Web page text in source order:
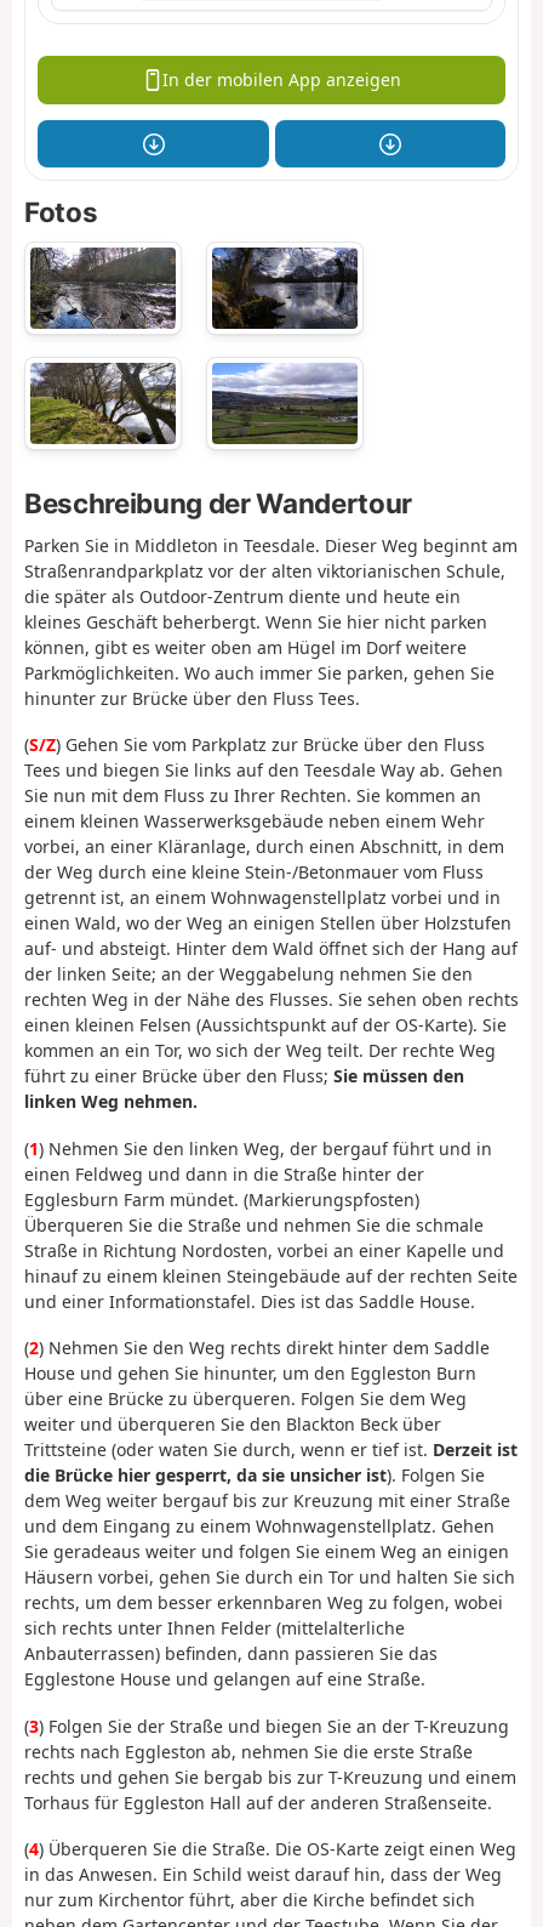
In der mobilen App anzeigen
Fotos
Beschreibung der Wandertour
Parken Sie in Middleton in Teesdale. Dieser Weg beginnt am
Straßenrandparkplatz vor der alten viktorianischen Schule,
die später als Outdoor-Zentrum diente und heute ein
kleines Geschäft beherbergt. Wenn Sie hier nicht parken
können, gibt es weiter oben am Hügel im Dorf weitere
Parkmöglichkeiten. Wo auch immer Sie parken, gehen Sie
hinunter zur Brücke über den Fluss Tees.
(S/Z) Gehen Sie vom Parkplatz zur Brücke über den Fluss
Tees und biegen Sie links auf den Teesdale Way ab. Gehen
Sie nun mit dem Fluss zu Ihrer Rechten. Sie kommen an
einem kleinen Wasserwerksgebäude neben einem Wehr
vorbei, an einer Kläranlage, durch einen Abschnitt, in dem
der Weg durch eine kleine Stein-/Betonmauer vom Fluss
getrennt ist, an einem Wohnwagenstellplatz vorbei und in
einen Wald, wo der Weg an einigen Stellen über Holzstufen
auf- und absteigt. Hinter dem Wald öffnet sich der Hang auf
der linken Seite; an der Weggabelung nehmen Sie den
rechten Weg in der Nähe des Flusses. Sie sehen oben rechts
einen kleinen Felsen (Aussichtspunkt auf der OS-Karte). Sie
kommen an ein Tor, wo sich der Weg teilt. Der rechte Weg
führt zu einer Brücke über den Fluss; Sie müssen den
linken Weg nehmen.
(1) Nehmen Sie den linken Weg, der bergauf führt und in
einen Feldweg und dann in die Straße hinter der
Egglesburn Farm mündet. (Markierungspfosten)
Überqueren Sie die Straße und nehmen Sie die schmale
Straße in Richtung Nordosten, vorbei an einer Kapelle und
hinauf zu einem kleinen Steingebäude auf der rechten Seite
und einer Informationstafel. Dies ist das Saddle House.
(2) Nehmen Sie den Weg rechts direkt hinter dem Saddle
House und gehen Sie hinunter, um den Eggleston Burn
über eine Brücke zu überqueren. Folgen Sie dem Weg
weiter und überqueren Sie den Blackton Beck über
Trittsteine (oder waten Sie durch, wenn er tief ist. Derzeit ist
die Brücke hier gesperrt, da sie unsicher ist). Folgen Sie
dem Weg weiter bergauf bis zur Kreuzung mit einer Straße
und dem Eingang zu einem Wohnwagenstellplatz. Gehen
Sie geradeaus weiter und folgen Sie einem Weg an einigen
Häusern vorbei, gehen Sie durch ein Tor und halten Sie sich
rechts, um dem besser erkennbaren Weg zu folgen, wobei
sich rechts unter Ihnen Felder (mittelalterliche
Anbauterrassen) befinden, dann passieren Sie das
Egglestone House und gelangen auf eine Straße.
(3) Folgen Sie der Straße und biegen Sie an der T-Kreuzung
rechts nach Eggleston ab, nehmen Sie die erste Straße
rechts und gehen Sie bergab bis zur T-Kreuzung und einem
Torhaus für Eggleston Hall auf der anderen Straßenseite.
(4) Überqueren Sie die Straße. Die OS-Karte zeigt einen Weg
in das Anwesen. Ein Schild weist darauf hin, dass der Weg
nur zum Kirchentor führt, aber die Kirche befindet sich